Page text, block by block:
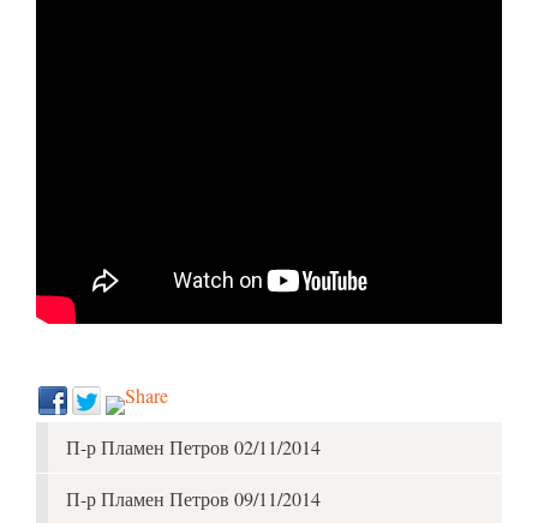
П-р Пламен Петров 02/11/2014
П-р Пламен Петров 09/11/2014